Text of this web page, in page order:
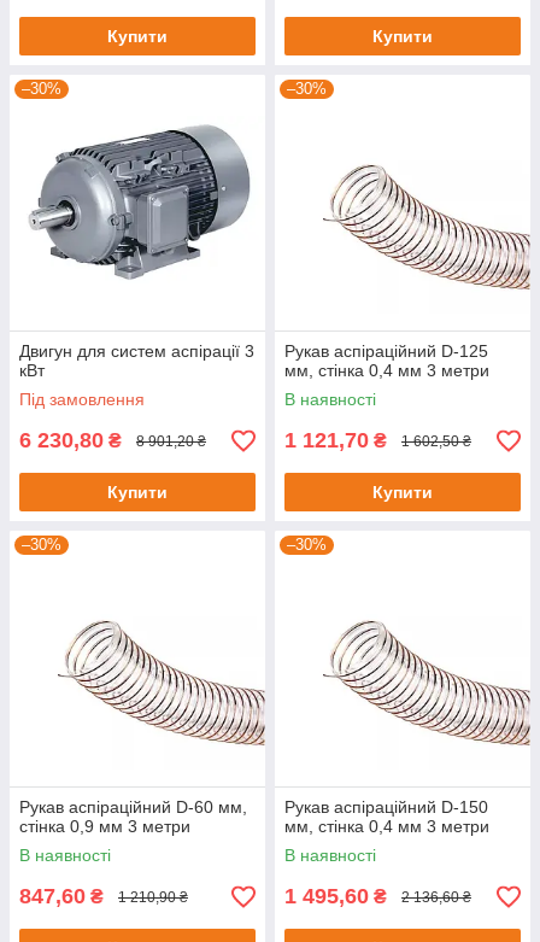
Купити Купити
–30%
Двигун для систем аспірації 3
кВт
Під замовлення
6 230,80 ₴ 8 901,20 ₴
Купити
–30%
Рукав аспіраційний D-125
мм, стінка 0,4 мм 3 метри
В наявності
1 121,70 ₴ 1 602,50 ₴
Купити
–30%
Рукав аспіраційний D-60 мм,
стінка 0,9 мм 3 метри
В наявності
847,60 ₴ 1 210,90 ₴
–30%
Рукав аспіраційний D-150
мм, стінка 0,4 мм 3 метри
В наявності
1 495,60 ₴ 2 136,60 ₴